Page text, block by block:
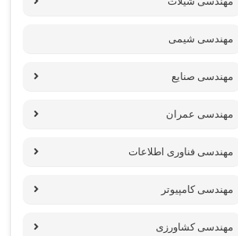
مهندسی شیمی
مهندسی صنایع
مهندسی عمران
مهندسی فناوری اطلاعات
مهندسی کامپیوتر
مهندسی کشاورزی